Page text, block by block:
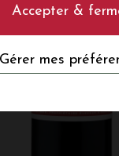
Accepter &
Gérer mes